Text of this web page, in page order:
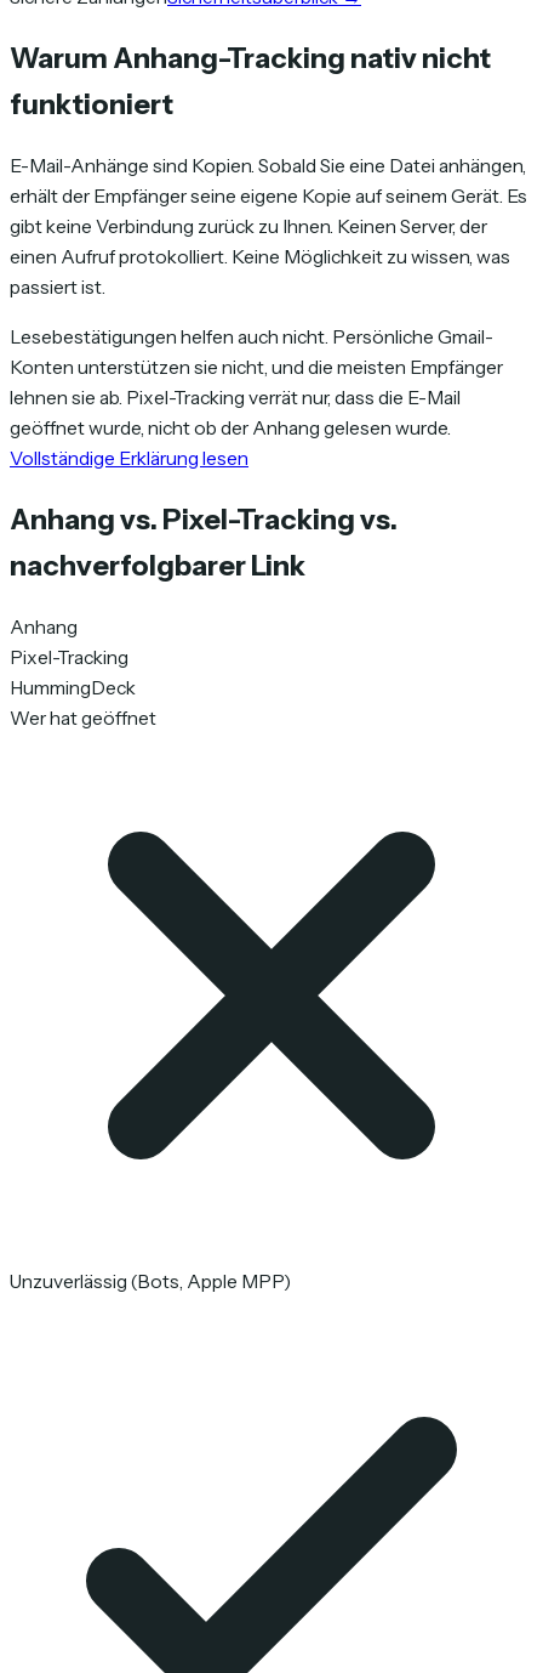
Warum Anhang-Tracking nativ nicht
funktioniert
E-Mail-Anhänge sind Kopien. Sobald Sie eine Datei anhängen,
erhält der Empfänger seine eigene Kopie auf seinem Gerät. Es
gibt keine Verbindung zurück zu Ihnen. Keinen Server, der
einen Aufruf protokolliert. Keine Möglichkeit zu wissen, was
passiert ist.
Lesebestätigungen helfen auch nicht. Persönliche Gmail-
Konten unterstützen sie nicht, und die meisten Empfänger
lehnen sie ab. Pixel-Tracking verrät nur, dass die E-Mail
geöffnet wurde, nicht ob der Anhang gelesen wurde.
Vollständige Erklärung lesen
Anhang vs. Pixel-Tracking vs.
nachverfolgbarer Link
Anhang
Pixel-Tracking
HummingDeck
Wer hat geöffnet
Unzuverlässig (Bots, Apple MPP)